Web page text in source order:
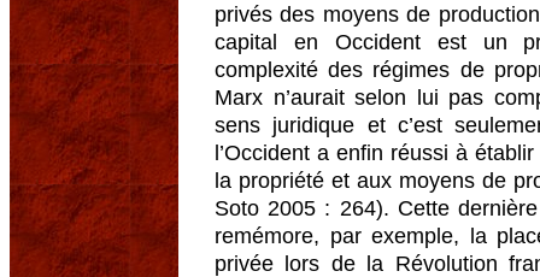
privés des moyens de
capital en Occident est un
complexité des régimes de
Marx n’aurait selon lui pas
sens juridique et c’est
l’Occident a enfin réussi à
la propriété et aux moyens de
Soto 2005 : 264). Cette
remémore, par exemple, la
privée lors de la Révolution